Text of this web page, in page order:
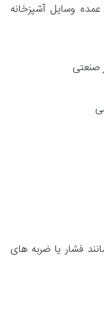
وسایل آشپزخانه
صنعتی
فشار یا ضربه‌ های